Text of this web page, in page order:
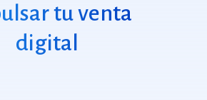
tu venta
digital